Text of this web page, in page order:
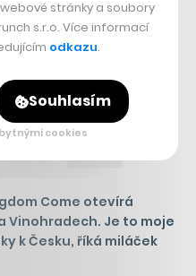
diskuze
Come otevírá
Vinohradech. Je to moje
k Česku, říká miláček
stránky a soubory
s.r.o. Více informací
odkazu.
Souhlasím
cookies